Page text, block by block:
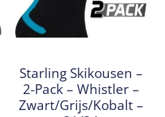
Starling Skikousen –
2-Pack – Whistler –
Zwart/Grijs/Kobalt –